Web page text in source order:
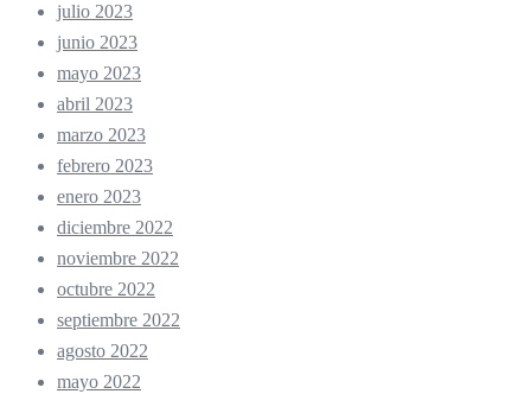
julio 2023
junio 2023
mayo 2023
abril 2023
marzo 2023
febrero 2023
enero 2023
diciembre 2022
noviembre 2022
octubre 2022
septiembre 2022
agosto 2022
mayo 2022